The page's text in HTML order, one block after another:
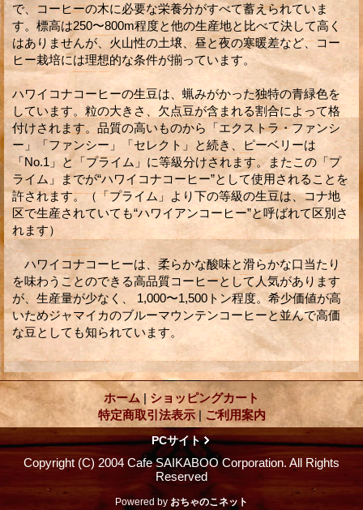
で、コーヒーの木に必要な栄養分がすべて蓄えられていま
す。標高は250〜800m程度と他の生産地と比べて決して高く
はありませんが、火山性の土壌、昼と夜の寒暖差など、コー
ヒー栽培には理想的な条件が揃っています。
ハワイコナコーヒーの生豆は、蝋みがかった独特の青緑色を
しています。粒の大きさ、欠点豆が含まれる割合によって格
付けされます。品質の高いものから「エクストラ・ファンシ
ー」「ファンシー」「セレクト」と続き、ピーベリーは
「No.1」と「プライム」に等級分けされます。またこの「プ
ライム」までが“ハワイコナコーヒー”として使用されることを
許されます。（「プライム」より下の等級の生豆は、コナ地
区で生産されていても“ハワイアンコーヒー”と呼ばれて区別さ
れます）
ハワイコナコーヒーは、柔らかな酸味と滑らかな口当たり
を味わうことのできる高品質コーヒーとして人気があります
が、生産量が少なく、 1,000〜1,500トン程度。希少価値が高
いためジャマイカのブルーマウンテンコーヒーと並んで高価
な豆としても知られています。
ホーム | ショッピングカート
特定商取引法表示 | ご利用案内
PCサイト
Copyright (C) 2004 Cafe SAIKABOO Corporation. All Rights
Reserved
Powered by おちゃのこネット